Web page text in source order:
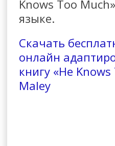
Knows Too
языке.
Скачать
онлайн
книгу «He
Maley